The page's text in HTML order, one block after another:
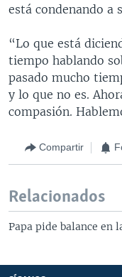
está condenando a
“Lo que está
tiempo hablando
pasado mucho
y lo que no es.
compasión.
Compartir
Relacionados
Papa pide balance en